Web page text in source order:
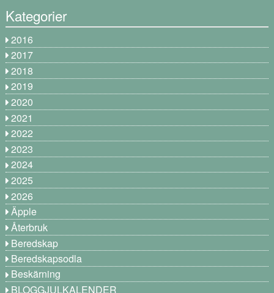
Kategorier
2016
2017
2018
2019
2020
2021
2022
2023
2024
2025
2026
Äpple
Återbruk
Beredskap
Beredskapsodla
Beskärning
BLOGGJULKALENDER